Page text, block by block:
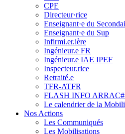
CPE
Directeur·rice
Enseignant·e du
Enseignant·e du Sup
Infirmi.er.ière
Ingénieur.e FR
Ingénieur.e IAE IPEF
Inspecteur.rice
Retraité.e
TFR-ATFR
FLASH INFO
Le calendrier de la
Nos Actions
Les Communiqués
Les Mobilisations